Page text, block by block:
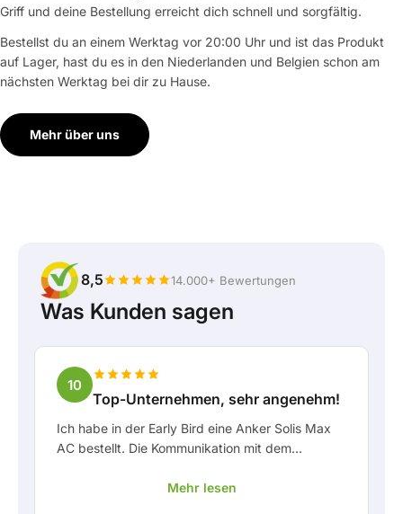
Griff und deine Bestellung erreicht dich schnell und sorgfältig.
Bestellst du an einem Werktag vor 20:00 Uhr und ist das Produkt
auf Lager, hast du es in den Niederlanden und Belgien schon am
nächsten Werktag bei dir zu Hause.
Mehr über uns
8,5 14.000+ Bewertungen
Was Kunden sagen
10
Top-Unternehmen, sehr angenehm!
Ich habe in der Early Bird eine Anker Solis Max
AC bestellt. Die Kommunikation mit dem
Kunde sehr angenehm. Rico hat mich stets gut
Mehr lesen